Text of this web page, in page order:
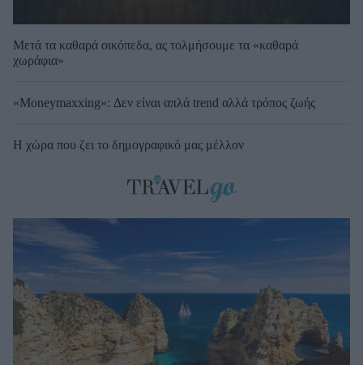
Μετά τα καθαρά οικόπεδα, ας τολμήσουμε τα «καθαρά
χωράφια»
«Moneymaxxing»: Δεν είναι απλά trend αλλά τρόπος ζωής
Η χώρα που ζει το δημογραφικό μας μέλλον